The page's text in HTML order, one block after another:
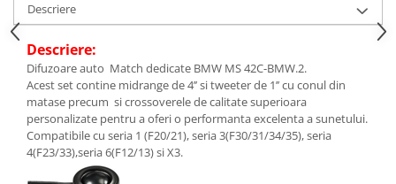
Descriere
Descriere:
Difuzoare auto Match dedicate BMW MS 42C-BMW.2.
Acest set contine midrange de 4’’ si tweeter de 1’’ cu conul din
matase precum si crossoverele de calitate superioara
personalizate pentru a oferi o performanta excelenta a sunetului.
Compatibile cu seria 1 (F20/21), seria 3(F30/31/34/35), seria
4(F23/33),seria 6(F12/13) si X3.